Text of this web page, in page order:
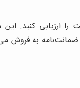
ارزیابی کنید.
به فروش